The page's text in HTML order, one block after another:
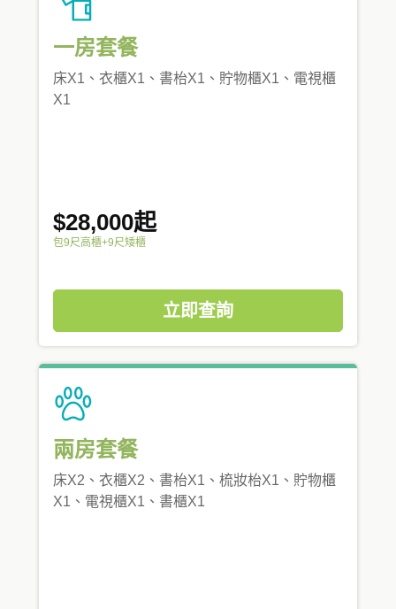
一房套餐
床X1、衣櫃X1、書枱X1、貯物櫃X1、電視櫃
X1
$28,000起
包9尺高櫃+9尺矮櫃
立即查詢
兩房套餐
床X2、衣櫃X2、書枱X1、梳妝枱X1、貯物櫃
X1、電視櫃X1、書櫃X1